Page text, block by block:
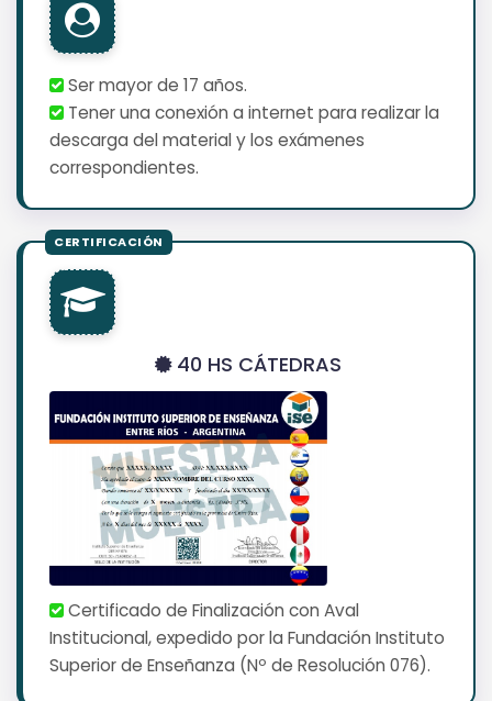
Ser mayor de 17 años.
Tener una conexión a internet para realizar la
descarga del material y los exámenes
correspondientes.
40 HS CÁTEDRAS
Certificado de Finalización con Aval
Institucional, expedido por la Fundación Instituto
Superior de Enseñanza (Nº de Resolución 076).